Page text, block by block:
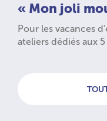
« Mon joli
Pour les vacances
ateliers dédiés aux 5